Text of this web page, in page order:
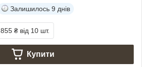
Залишилось 9 днів
855 ₴ від 10 шт.
Купити